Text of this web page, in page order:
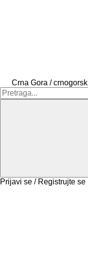
Crna Gora /
Prijavi se / Registrujte se